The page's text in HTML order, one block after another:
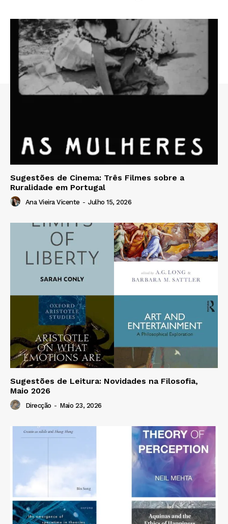
Sugestões de Cinema: Três Filmes sobre a
Ruralidade em Portugal
Ana Vieira Vicente - Julho 15, 2026
Sugestões de Leitura: Novidades na Filosofia,
Maio 2026
Direcção - Maio 23, 2026